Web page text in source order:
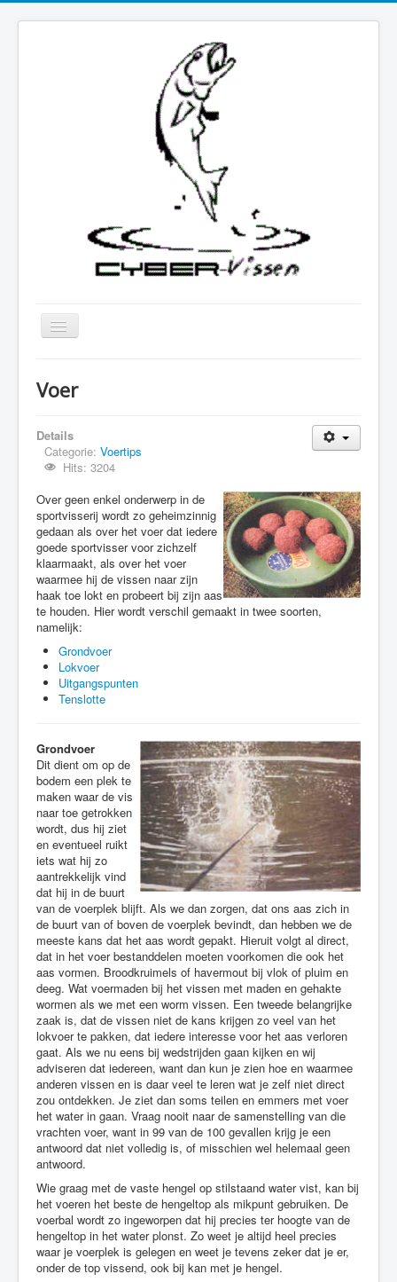
Schakelen
navigatie
Voer
Details
Categorie: Voertips
Hits: 3204
Over geen enkel onderwerp in de
sportvisserij wordt zo geheimzinnig
gedaan als over het voer dat iedere
goede sportvisser voor zichzelf
klaarmaakt, als over het voer
waarmee hij de vissen naar zijn
haak toe lokt en probeert bij zijn aas
te houden. Hier wordt verschil gemaakt in twee soorten,
namelijk:
Grondvoer
Lokvoer
Uitgangspunten
Tenslotte
Grondvoer
Dit dient om op de
bodem een plek te
maken waar de vis
naar toe getrokken
wordt, dus hij ziet
en eventueel ruikt
iets wat hij zo
aantrekkelijk vind
dat hij in de buurt
van de voerplek blijft. Als we dan zorgen, dat ons aas zich in
de buurt van of boven de voerplek bevindt, dan hebben we de
meeste kans dat het aas wordt gepakt. Hieruit volgt al direct,
dat in het voer bestanddelen moeten voorkomen die ook het
aas vormen. Broodkruimels of havermout bij vlok of pluim en
deeg. Wat voermaden bij het vissen met maden en gehakte
wormen als we met een worm vissen. Een tweede belangrijke
zaak is, dat de vissen niet de kans krijgen zo veel van het
lokvoer te pakken, dat iedere interesse voor het aas verloren
gaat. Als we nu eens bij wedstrijden gaan kijken en wij
adviseren dat iedereen, want dan kun je zien hoe en waarmee
anderen vissen en is daar veel te leren wat je zelf niet direct
zou ontdekken. Je ziet dan soms teilen en emmers met voer
het water in gaan. Vraag nooit naar de samenstelling van die
vrachten voer, want in 99 van de 100 gevallen krijg je een
antwoord dat niet volledig is, of misschien wel helemaal geen
antwoord.
Wie graag met de vaste hengel op stilstaand water vist, kan bij
het voeren het beste de hengeltop als mikpunt gebruiken. De
voerbal wordt zo ingeworpen dat hij precies ter hoogte van de
hengeltop in het water plonst. Zo weet je altijd heel precies
waar je voerplek is gelegen en weet je tevens zeker dat je er,
onder de top vissend, ook bij kan met je hengel.